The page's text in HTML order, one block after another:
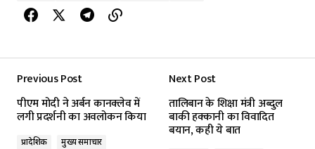
Previous Post
पीएम मोदी ने अर्बन कानक्लेव में
लगी प्रदर्शनी का अवलोकन किया
प्रादेशिक
मुख्य समाचार
Next Post
तालिबान के शिक्षा मंत्री अब्दुल
बाकी हक्कानी का विवादित
बयान, कही ये बात